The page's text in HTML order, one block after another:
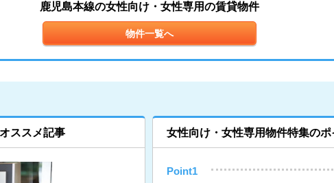
鹿児島本線の女性向け・女性専用の賃貸物件
物件一覧へ
ススメ記事 女性向け・女性専用物件特集のポ
Point1